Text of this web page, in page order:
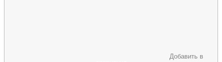
Добавить в